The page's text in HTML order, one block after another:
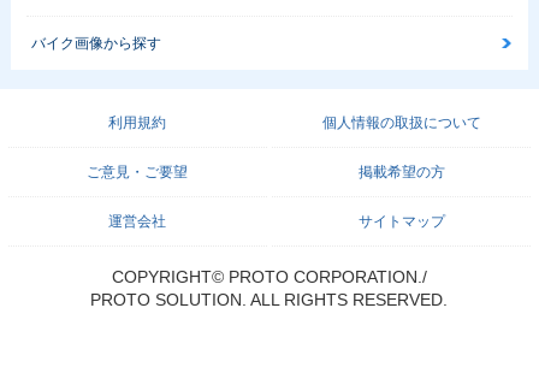
バイク画像から探す
利用規約 個人情報の取扱について
ご意見・ご要望 掲載希望の方
運営会社 サイトマップ
COPYRIGHT© PROTO CORPORATION./
PROTO SOLUTION. ALL RIGHTS RESERVED.